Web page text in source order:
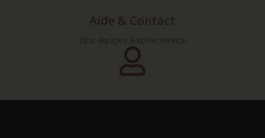
Aide & Contact